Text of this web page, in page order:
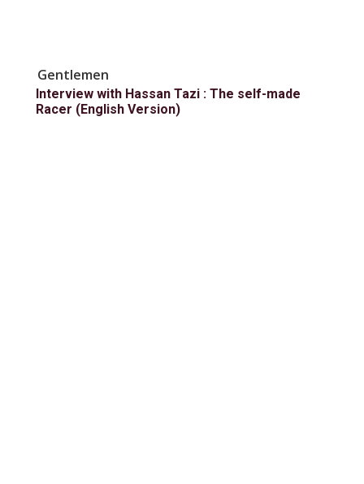
Gentlemen
Interview with Hassan Tazi : The self-made
Racer (English Version)